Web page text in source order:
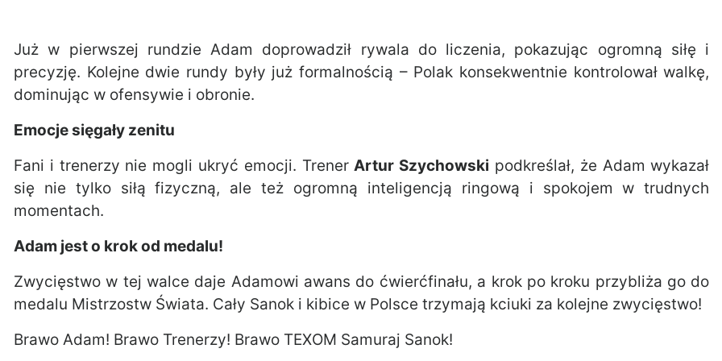
Już w pierwszej rundzie Adam doprowadził rywala do liczenia, pokazując ogromną siłę i
precyzję. Kolejne dwie rundy były już formalnością – Polak konsekwentnie kontrolował walkę,
dominując w ofensywie i obronie.
Emocje sięgały zenitu
Fani i trenerzy nie mogli ukryć emocji. TrenerArtur Szychowski podkreślał, że Adam wykazał
się nie tylko siłą fizyczną, ale też ogromną inteligencją ringową i spokojem w trudnych
momentach.
Adam jest o krok od medalu!
Zwycięstwo w tej walce daje Adamowi awans do ćwierćfinału, a krok po kroku przybliża go do
medalu Mistrzostw Świata. Cały Sanok i kibice w Polsce trzymają kciuki za kolejne zwycięstwo!
Brawo Adam! Brawo Trenerzy! Brawo TEXOM Samuraj Sanok!